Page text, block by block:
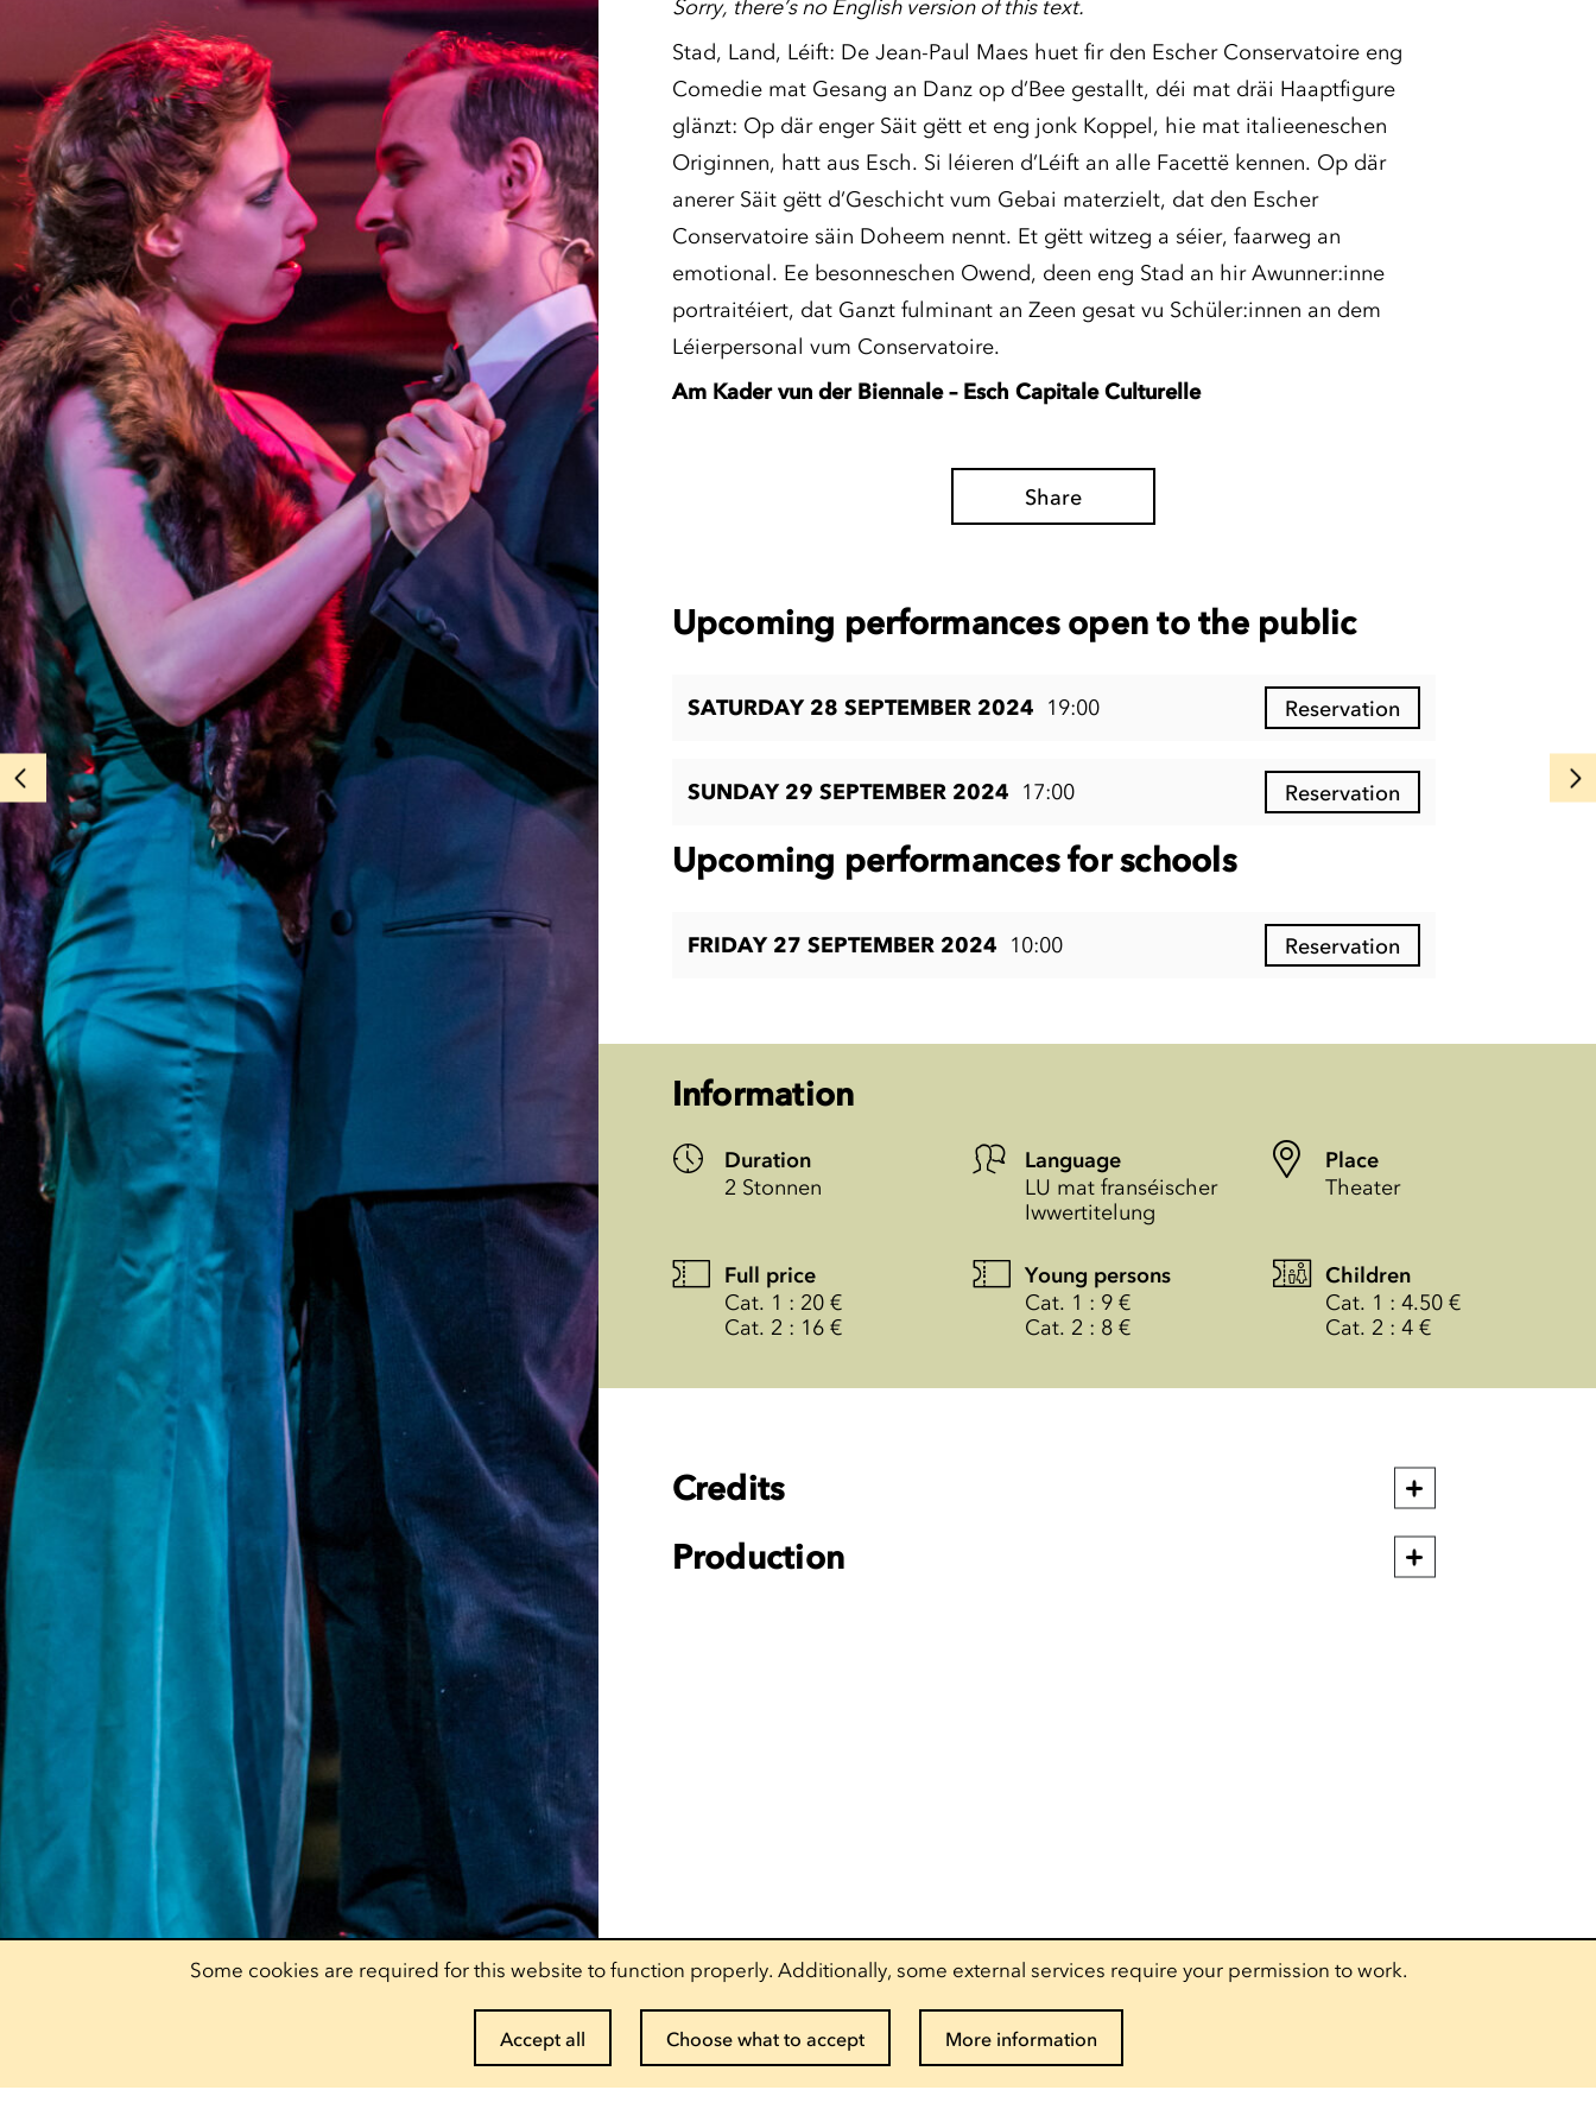
Sorry, there’s no English version of this text.
Stad, Land, Léift: De Jean-Paul Maes huet fir den Escher Conservatoire eng
Comedie mat Gesang an Danz op d’Bee gestallt, déi mat dräi Haaptfigure
glänzt: Op där enger Säit gëtt et eng jonk Koppel, hie mat italieeneschen
Originnen, hatt aus Esch. Si léieren d’Léift an alle Facettë kennen. Op där
anerer Säit gëtt d’Geschicht vum Gebai materzielt, dat den Escher
Conservatoire säin Doheem nennt. Et gëtt witzeg a séier, faarweg an
emotional. Ee besonneschen Owend, deen eng Stad an hir Awunner:inne
portraitéiert, dat Ganzt fulminant an Zeen gesat vu Schüler:innen an dem
Léierpersonal vum Conservatoire.
Am Kader vun der Biennale – Esch Capitale Culturelle
Share
Upcoming performances open to the public
SATURDAY 28 SEPTEMBER 2024 19:00 Reservation
SUNDAY 29 SEPTEMBER 2024 17:00 Reservation
Upcoming performances for schools
FRIDAY 27 SEPTEMBER 2024 10:00 Reservation
Information
Duration
2 Stonnen
Language
LU mat franséischer
Iwwertitelung
Place
Theater
Full price
Cat. 1 : 20 €
Cat. 2 : 16 €
Young persons
Cat. 1 : 9 €
Cat. 2 : 8 €
Children
Cat. 1 : 4.50 €
Cat. 2 : 4 €
Credits
Production
Some cookies are required for this website to function properly. Additionally, some external services require your permission to work.
Accept all Choose what to accept More information